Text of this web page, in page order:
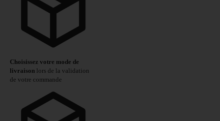
Choisissez votre mode de
livraison lors de la validation
de votre commande